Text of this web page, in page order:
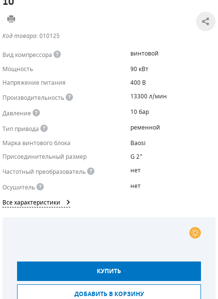
Код товара:010125
Вид компрессора
винтовой
Мощность
90 кВт
Напряжение питания
400 В
Производительность
13300 л/мин
Давление
10 бар
Тип привода
ременной
Марка винтового блока
Baosi
Присоединительный размер
G 2"
Частотный преобразователь
нет
Осушитель
нет
Все характеристики
КУПИТЬ
ДОБАВИТЬ В КОРЗИНУ
САДОВАЯ ТЕХНИКА
ЧИЛЛЕРЫ
КАНАЛИЗАЦИОННЫЕ НАСОСЫ
БЕНЗИНОВЫЕ МОТОПОМПЫ
ТАЛИ И ТЕЛЬФЕРЫ
ОСВЕТИТЕЛЬНЫЕ МАЧТЫ
КОНТРОЛЛЕРЫ (БЛОКИ УПРАВЛЕНИЯ)
ПРЕДОХРАНИТЕЛЬНЫЕ КЛАПАНЫ
ОБРАТНЫЕ КЛАПАНЫ
РЕЛЕ ДАВЛЕНИЯ ДЛЯ ДЛЯ КОМПРЕССОРОВ
ДАТЧИКИ
РУКАВА ВЫСОКОГО ДАВЛЕНИЯ (РВД)
ЗАПЧАСТИ ДЛЯ ВИНТОВЫХ КОМПРЕССОРОВ
ДЛЯ АДСОРБЦИОННЫХ ОСУШИТЕЛЕЙ
ЭЛЕКТРОДВИГАТЕЛИ